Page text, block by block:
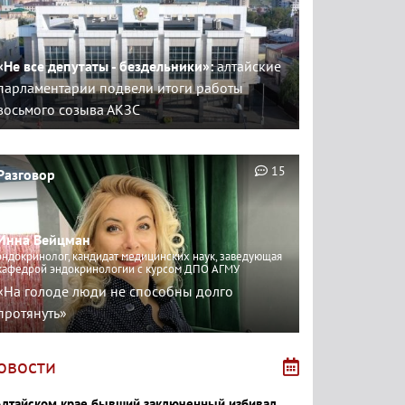
все депутаты - бездельники»:алтайские
подвели итоги работы
созыва АКЗС
Вейцман
кандидат медицинских наук, заведующая
эндокринологии с курсом ДПО АГМУ
голоде люди не способны долго
15